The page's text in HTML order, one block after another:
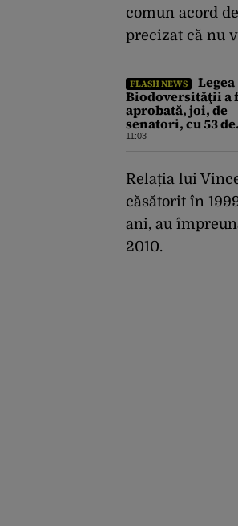
comun acord
precizat că nu
FLASH NEWS
Legea
Biodoversităţii a
aprobată, joi, de
senatori, cu 53 de
voturi pentru şi 18
11:03
Relația lui
căsătorit în
ani, au
2010.